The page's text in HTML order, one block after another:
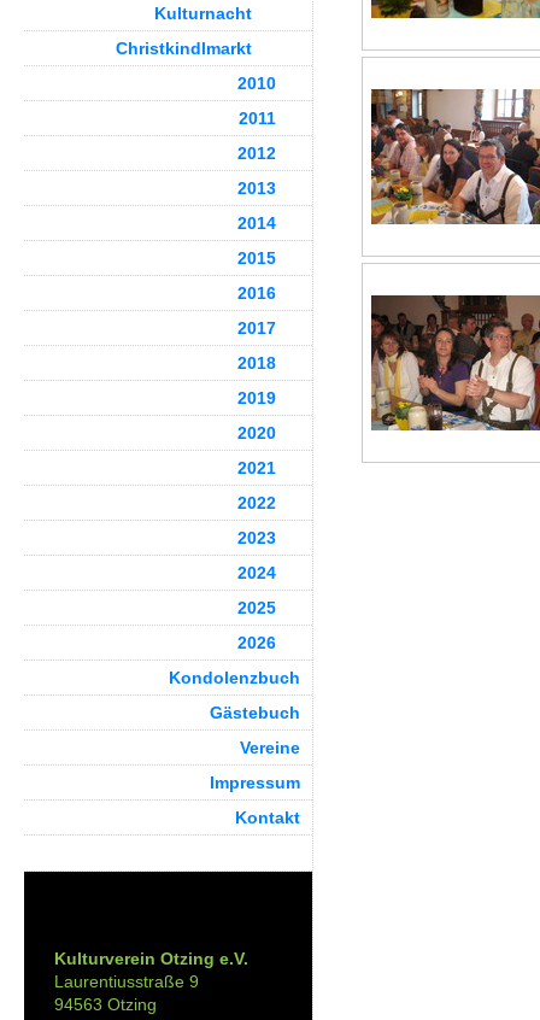
Kulturnacht
Christkindlmarkt
2010
2011
2012
2013
2014
2015
2016
2017
2018
2019
2020
2021
2022
2023
2024
2025
2026
Kondolenzbuch
Gästebuch
Vereine
Impressum
Kontakt
Kulturverein Otzing e.V.
Laurentiusstraße 9
94563 Otzing